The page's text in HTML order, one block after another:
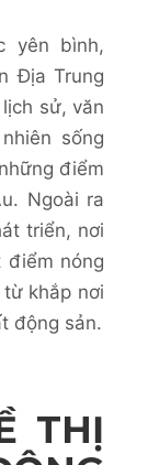
yên bình,
Địa Trung
sử, văn
sống
điểm
Ngoài ra
triển, nơi
nóng
khắp nơi
động sản.
THỊ